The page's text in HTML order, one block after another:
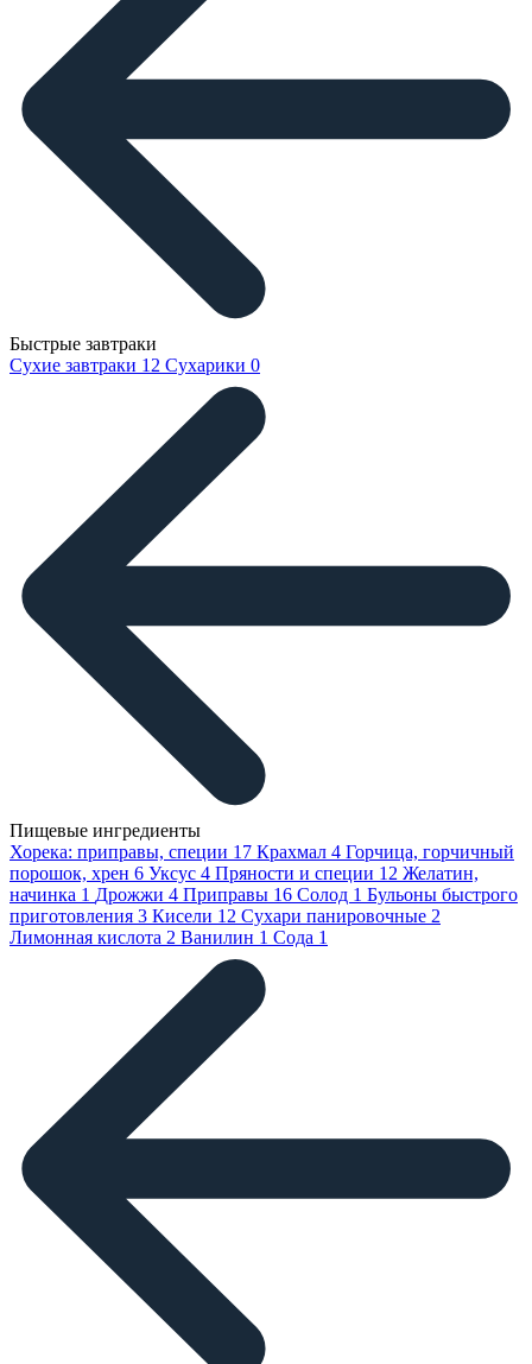
Быстрые завтраки
Сухие завтраки 12 Сухарики 0
Пищевые ингредиенты
Хорека: приправы, специи 17 Крахмал 4 Горчица, горчичный
порошок, хрен 6 Уксус 4 Пряности и специи 12 Желатин,
начинка 1 Дрожжи 4 Приправы 16 Солод 1 Бульоны быстрого
приготовления 3 Кисели 12 Сухари панировочные 2
Лимонная кислота 2 Ванилин 1 Сода 1